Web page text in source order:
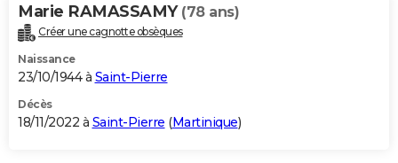
Marie RAMASSAMY (78 ans)
Créer une cagnotte obsèques
Naissance
23/10/1944 à Saint-Pierre
Décès
18/11/2022 à Saint-Pierre (Martinique)